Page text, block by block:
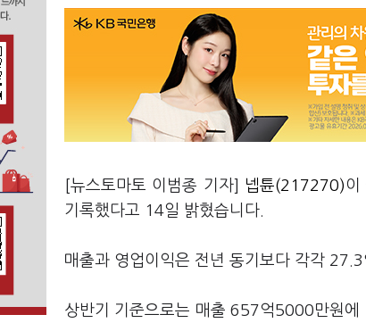
[뉴스토마토 이범종 기자] 넵튠(217270)이
기록했다고 14일 밝혔습니다.
매출과 영업이익은 전년 동기보다 각각
상반기 기준으로는 매출 657억5000만원